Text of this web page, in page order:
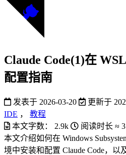
Claude Code(1)在
配置指南
发表于 2026-03-20 更新于
IDE ， 教程
本文字数：
2.9k 阅读时长 ≈
本文介绍如何在 Windows
境中安装和配置 Claude Code，以